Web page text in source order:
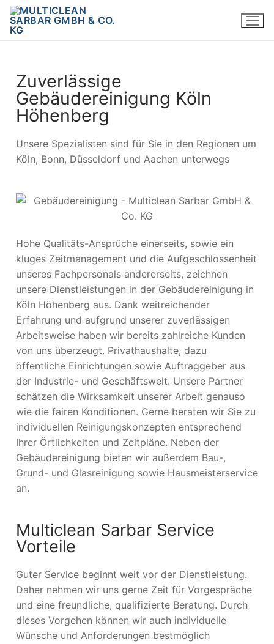
Zuverlässige
Gebäudereinigung Köln
Höhenberg
Unsere Spezialisten sind für Sie in den Regionen um
Köln, Bonn, Düsseldorf und Aachen unterwegs
Hohe Qualitäts-Ansprüche einerseits, sowie ein
kluges Zeitmanagement und die Aufgeschlossenheit
unseres Fachpersonals andererseits, zeichnen
unsere Dienstleistungen in der Gebäudereinigung in
Köln Höhenberg aus. Dank weitreichender
Erfahrung und aufgrund unserer zuverlässigen
Arbeitsweise haben wir bereits zahlreiche Kunden
von uns überzeugt. Privathaushalte, dazu
öffentliche Einrichtungen sowie Auftraggeber aus
der Industrie- und Geschäftswelt. Unsere Partner
schätzen die Wirksamkeit unserer Arbeit genauso
wie die fairen Konditionen. Gerne beraten wir Sie zu
individuellen Reinigungskonzepten entsprechend
Ihrer Örtlichkeiten und Zeitpläne. Neben der
Gebäudereinigung bieten wir außerdem Bau-,
Grund- und Glasreinigung sowie Hausmeisterservice
an.
Multiclean Sarbar Service
Vorteile
Guter Service beginnt weit vor der Dienstleistung.
Daher nehmen wir uns gerne Zeit für Vorgespräche
und eine freundliche, qualifizierte Beratung. Durch
dieses Vorgehen können wir auch individuelle
Wünsche und Anforderungen bestmöglich